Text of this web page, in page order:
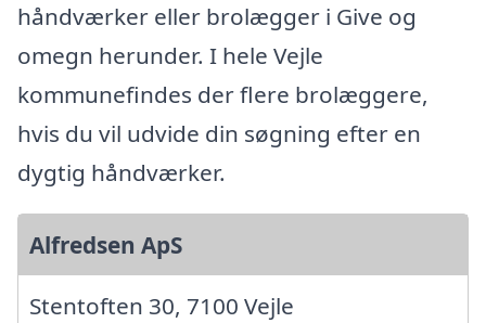
håndværker eller brolægger i Give og
omegn herunder. I hele Vejle
kommunefindes der flere brolæggere,
hvis du vil udvide din søgning efter en
dygtig håndværker.
Alfredsen ApS
Stentoften 30, 7100 Vejle